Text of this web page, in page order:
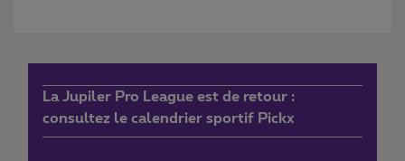
La Jupiler Pro League est de retour :
consultez le calendrier sportif Pickx